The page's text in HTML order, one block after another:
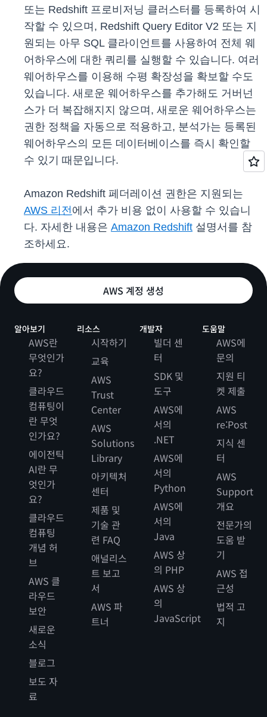
또는 Redshift 프로비저닝 클러스터를 등록하여 시
작할 수 있으며, Redshift Query Editor V2 또는 지
원되는 아무 SQL 클라이언트를 사용하여 전체 웨
어하우스에 대한 쿼리를 실행할 수 있습니다. 여러
웨어하우스를 이용해 수평 확장성을 확보할 수도
있습니다. 새로운 웨어하우스를 추가해도 거버넌
스가 더 복잡해지지 않으며, 새로운 웨어하우스는
권한 정책을 자동으로 적용하고, 분석가는 등록된
웨어하우스의 모든 데이터베이스를 즉시 확인할
수 있기 때문입니다.
Amazon Redshift 페더레이션 권한은 지원되는
AWS 리전에서 추가 비용 없이 사용할 수 있습니
다. 자세한 내용은 Amazon Redshift 설명서를 참
조하세요.
AWS 계정 생성
알아보기
AWS란
무엇인가
요?
클라우드
컴퓨팅이
란 무엇
인가요?
에이전틱
AI란 무
엇인가
요?
클라우드
컴퓨팅
개념 허
브
AWS 클
라우드
보안
새로운
소식
블로그
보도 자
료
리소스
시작하기
교육
AWS
Trust
Center
AWS
Solutions
Library
아키텍처
센터
제품 및
기술 관
련 FAQ
애널리스
트 보고
서
AWS 파
트너
개발자
빌더 센
터
SDK 및
도구
AWS에
서의
.NET
AWS에
서의
Python
AWS에
서의
Java
AWS 상
의 PHP
AWS 상
의
JavaScript
도움말
AWS에
문의
지원 티
켓 제출
AWS
re:Post
지식 센
터
AWS
Support
개요
전문가의
도움 받
기
AWS 접
근성
법적 고
지